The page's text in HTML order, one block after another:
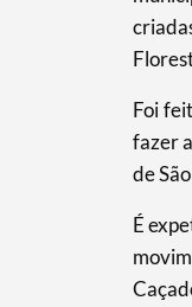
Foi
fazer
de
É